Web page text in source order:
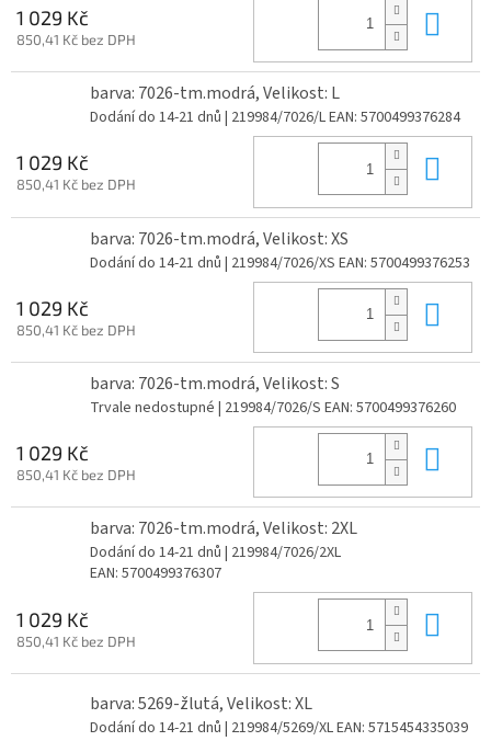
1 029 Kč
850,41 Kč bez DPH
barva: 7026-tm.modrá, Velikost: L
Dodání do 14-21 dnů | 219984/7026/LEAN: 5700499376284
1 029 Kč
850,41 Kč bez DPH
barva: 7026-tm.modrá, Velikost: XS
Dodání do 14-21 dnů | 219984/7026/XS EAN: 5700499376253
1 029 Kč
850,41 Kč bez DPH
barva: 7026-tm.modrá, Velikost: S
Trvale nedostupné | 219984/7026/S EAN: 5700499376260
1 029 Kč
850,41 Kč bez DPH
barva: 7026-tm.modrá, Velikost: 2XL
Dodání do 14-21 dnů | 219984/7026/2XL
EAN: 5700499376307
1 029 Kč
850,41 Kč bez DPH
barva: 5269-žlutá, Velikost: XL
Dodání do 14-21 dnů | 219984/5269/XLEAN: 5715454335039